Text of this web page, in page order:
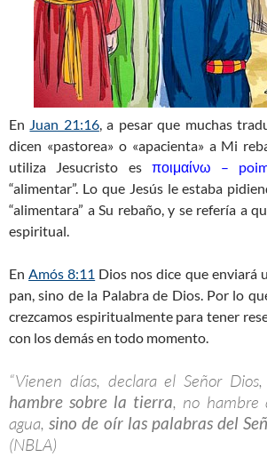
En Juan 21:16, a pesar que muchas
dicen «pastorea» o «apacienta» a Mi
utiliza Jesucristo es ποιμαίνω –
“alimentar”. Lo que Jesús le estaba
“alimentara” a Su rebaño, y se refería a
espiritual.
EnAmós 8:11 Dios nos dice que enviará
pan, sino de la Palabra de Dios. Por lo
crezcamos espiritualmente para tener
con los demás en todo momento.
“Vienen días, declara el Señor
hambre sobre la tierra, no hambre
agua,sino de oír las palabras del
(NBLA)